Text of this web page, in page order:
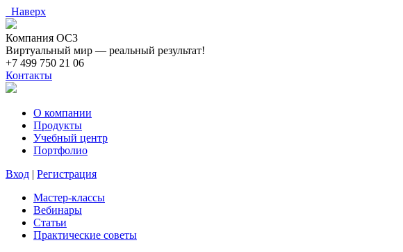
Наверх
Компания ОС3
Виртуальный мир — реальный результат!
+7 499 750 21 06
Контакты
О компании
Продукты
Учебный центр
Портфолио
Вход | Регистрация
Мастер-классы
Вебинары
Статьи
Практические советы